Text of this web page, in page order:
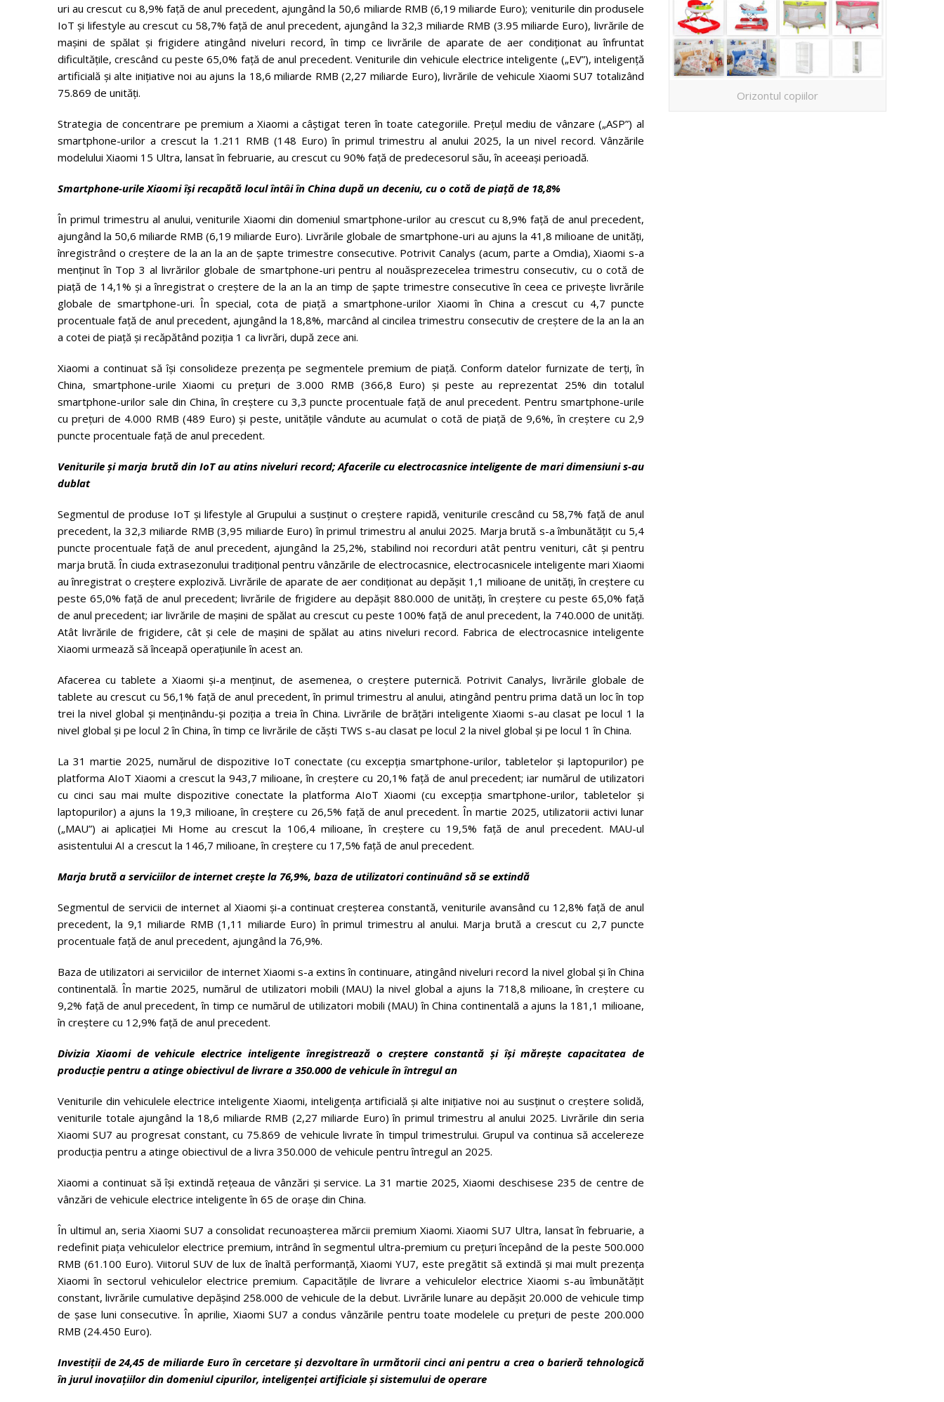
uri au crescut cu 8,9% față de anul precedent, ajungând la 50,6 miliarde RMB (6,19 miliarde Euro); veniturile din produsele
IoT și lifestyle au crescut cu 58,7% față de anul precedent, ajungând la 32,3 miliarde RMB (3.95 miliarde Euro), livrările de
mașini de spălat și frigidere atingând niveluri record, în timp ce livrările de aparate de aer condiționat au înfruntat
dificultățile, crescând cu peste 65,0% față de anul precedent. Veniturile din vehicule electrice inteligente („EV”), inteligență
artificială și alte inițiative noi au ajuns la 18,6 miliarde RMB (2,27 miliarde Euro), livrările de vehicule Xiaomi SU7 totalizând
75.869 de unități.
Strategia de concentrare pe premium a Xiaomi a câștigat teren în toate categoriile. Prețul mediu de vânzare („ASP”) al
smartphone-urilor a crescut la 1.211 RMB (148 Euro) în primul trimestru al anului 2025, la un nivel record. Vânzările
modelului Xiaomi 15 Ultra, lansat în februarie, au crescut cu 90% față de predecesorul său, în aceeași perioadă.
Smartphone-urile Xiaomi își recapătă locul întâi în China după un deceniu, cu o cotă de piață de 18,8%
În primul trimestru al anului, veniturile Xiaomi din domeniul smartphone-urilor au crescut cu 8,9% față de anul precedent,
ajungând la 50,6 miliarde RMB (6,19 miliarde Euro). Livrările globale de smartphone-uri au ajuns la 41,8 milioane de unități,
înregistrând o creștere de la an la an de șapte trimestre consecutive. Potrivit Canalys (acum, parte a Omdia), Xiaomi s-a
menținut în Top 3 al livrărilor globale de smartphone-uri pentru al nouăsprezecelea trimestru consecutiv, cu o cotă de
piață de 14,1% și a înregistrat o creștere de la an la an timp de șapte trimestre consecutive în ceea ce privește livrările
globale de smartphone-uri. În special, cota de piață a smartphone-urilor Xiaomi în China a crescut cu 4,7 puncte
procentuale față de anul precedent, ajungând la 18,8%, marcând al cincilea trimestru consecutiv de creștere de la an la an
a cotei de piață și recăpătând poziția 1 ca livrări, după zece ani.
Xiaomi a continuat să își consolideze prezența pe segmentele premium de piață. Conform datelor furnizate de terți, în
China, smartphone-urile Xiaomi cu prețuri de 3.000 RMB (366,8 Euro) și peste au reprezentat 25% din totalul
smartphone-urilor sale din China, în creștere cu 3,3 puncte procentuale față de anul precedent. Pentru smartphone-urile
cu prețuri de 4.000 RMB (489 Euro) și peste, unitățile vândute au acumulat o cotă de piață de 9,6%, în creștere cu 2,9
puncte procentuale față de anul precedent.
Veniturile și marja brută din IoT au atins niveluri record; Afacerile cu electrocasnice inteligente de mari dimensiuni s-au
dublat
Segmentul de produse IoT și lifestyle al Grupului a susținut o creștere rapidă, veniturile crescând cu 58,7% față de anul
precedent, la 32,3 miliarde RMB (3,95 miliarde Euro) în primul trimestru al anului 2025. Marja brută s-a îmbunătățit cu 5,4
puncte procentuale față de anul precedent, ajungând la 25,2%, stabilind noi recorduri atât pentru venituri, cât și pentru
marja brută. În ciuda extrasezonului tradițional pentru vânzările de electrocasnice, electrocasnicele inteligente mari Xiaomi
au înregistrat o creștere explozivă. Livrările de aparate de aer condiționat au depășit 1,1 milioane de unități, în creștere cu
peste 65,0% față de anul precedent; livrările de frigidere au depășit 880.000 de unități, în creștere cu peste 65,0% față
de anul precedent; iar livrările de mașini de spălat au crescut cu peste 100% față de anul precedent, la 740.000 de unități.
Atât livrările de frigidere, cât și cele de mașini de spălat au atins niveluri record. Fabrica de electrocasnice inteligente
Xiaomi urmează să înceapă operațiunile în acest an.
Afacerea cu tablete a Xiaomi și-a menținut, de asemenea, o creștere puternică. Potrivit Canalys, livrările globale de
tablete au crescut cu 56,1% față de anul precedent, în primul trimestru al anului, atingând pentru prima dată un loc în top
trei la nivel global și menținându-și poziția a treia în China. Livrările de brățări inteligente Xiaomi s-au clasat pe locul 1 la
nivel global și pe locul 2 în China, în timp ce livrările de căști TWS s-au clasat pe locul 2 la nivel global și pe locul 1 în China.
La 31 martie 2025, numărul de dispozitive IoT conectate (cu excepția smartphone-urilor, tabletelor și laptopurilor) pe
platforma AIoT Xiaomi a crescut la 943,7 milioane, în creștere cu 20,1% față de anul precedent; iar numărul de utilizatori
cu cinci sau mai multe dispozitive conectate la platforma AIoT Xiaomi (cu excepția smartphone-urilor, tabletelor și
laptopurilor) a ajuns la 19,3 milioane, în creștere cu 26,5% față de anul precedent. În martie 2025, utilizatorii activi lunar
(„MAU”) ai aplicației Mi Home au crescut la 106,4 milioane, în creștere cu 19,5% față de anul precedent. MAU-ul
asistentului AI a crescut la 146,7 milioane, în creștere cu 17,5% față de anul precedent.
Marja brută a serviciilor de internet crește la 76,9%, baza de utilizatori continuând să se extindă
Segmentul de servicii de internet al Xiaomi și-a continuat creșterea constantă, veniturile avansând cu 12,8% față de anul
precedent, la 9,1 miliarde RMB (1,11 miliarde Euro) în primul trimestru al anului. Marja brută a crescut cu 2,7 puncte
procentuale față de anul precedent, ajungând la 76,9%.
Baza de utilizatori ai serviciilor de internet Xiaomi s-a extins în continuare, atingând niveluri record la nivel global și în China
continentală. În martie 2025, numărul de utilizatori mobili (MAU) la nivel global a ajuns la 718,8 milioane, în creștere cu
9,2% față de anul precedent, în timp ce numărul de utilizatori mobili (MAU) în China continentală a ajuns la 181,1 milioane,
în creștere cu 12,9% față de anul precedent.
Divizia Xiaomi de vehicule electrice inteligente înregistrează o creștere constantă și își mărește capacitatea de
producție pentru a atinge obiectivul de livrare a 350.000 de vehicule în întregul an
Veniturile din vehiculele electrice inteligente Xiaomi, inteligența artificială și alte inițiative noi au susținut o creștere solidă,
veniturile totale ajungând la 18,6 miliarde RMB (2,27 miliarde Euro) în primul trimestru al anului 2025. Livrările din seria
Xiaomi SU7 au progresat constant, cu 75.869 de vehicule livrate în timpul trimestrului. Grupul va continua să accelereze
producția pentru a atinge obiectivul de a livra 350.000 de vehicule pentru întregul an 2025.
Xiaomi a continuat să își extindă rețeaua de vânzări și service. La 31 martie 2025, Xiaomi deschisese 235 de centre de
vânzări de vehicule electrice inteligente în 65 de orașe din China.
În ultimul an, seria Xiaomi SU7 a consolidat recunoașterea mărcii premium Xiaomi. Xiaomi SU7 Ultra, lansat în februarie, a
redefinit piața vehiculelor electrice premium, intrând în segmentul ultra-premium cu prețuri începând de la peste 500.000
RMB (61.100 Euro). Viitorul SUV de lux de înaltă performanță, Xiaomi YU7, este pregătit să extindă și mai mult prezența
Xiaomi în sectorul vehiculelor electrice premium. Capacitățile de livrare a vehiculelor electrice Xiaomi s-au îmbunătățit
constant, livrările cumulative depășind 258.000 de vehicule de la debut. Livrările lunare au depășit 20.000 de vehicule timp
de șase luni consecutive. În aprilie, Xiaomi SU7 a condus vânzările pentru toate modelele cu prețuri de peste 200.000
RMB (24.450 Euro).
Investiții de 24,45 de miliarde Euro în cercetare și dezvoltare în următorii cinci ani pentru a crea o barieră tehnologică
în jurul inovațiilor din domeniul cipurilor, inteligenței artificiale și sistemului de operare
Orizontul copiilor